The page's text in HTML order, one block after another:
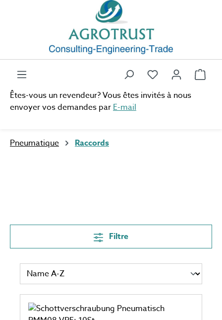
Passer au contenu principal
Êtes-vous un revendeur? Vous êtes invités à nous
envoyer vos demandes par E-mail
Vous avez 0Le
Pneumatique Raccords
Filtre